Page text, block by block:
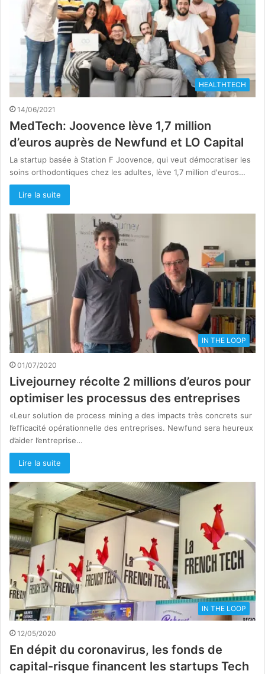
HEALTHTECH
14/06/2021
MedTech: Joovence lève 1,7 million
d’euros auprès de Newfund et LO Capital
La startup basée à Station F Joovence, qui veut démocratiser les
soins orthodontiques chez les adultes, lève 1,7 million d'euros…
Lire la suite
IN THE LOOP
01/07/2020
Livejourney récolte 2 millions d’euros pour
optimiser les processus des entreprises
«Leur solution de process mining a des impacts très concrets sur
l’efficacité opérationnelle des entreprises. Newfund sera heureux
d’aider l’entreprise…
Lire la suite
IN THE LOOP
12/05/2020
En dépit du coronavirus, les fonds de
capital-risque financent les startups Tech